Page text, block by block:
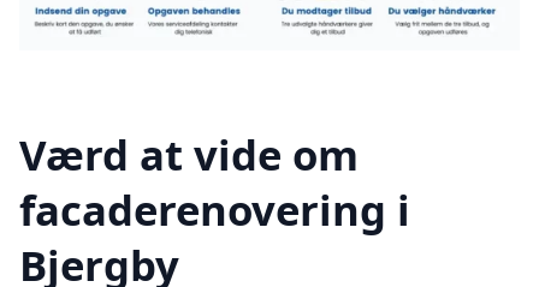
Værd at vide om
facaderenovering i
Bjergby